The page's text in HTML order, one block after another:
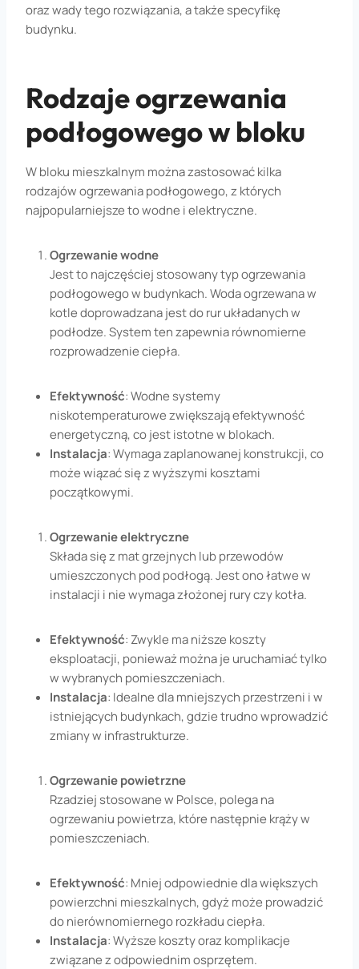
oraz wady tego rozwiązania, a także specyfikę
budynku.
Rodzaje ogrzewania
podłogowego w bloku
W bloku mieszkalnym można zastosować kilka
rodzajów ogrzewania podłogowego, z których
najpopularniejsze to wodne i elektryczne.
Ogrzewanie wodne
Jest to najczęściej stosowany typ ogrzewania
podłogowego w budynkach. Woda ogrzewana w
kotle doprowadzana jest do rur układanych w
podłodze. System ten zapewnia równomierne
rozprowadzenie ciepła.
Efektywność: Wodne systemy
niskotemperaturowe zwiększają efektywność
energetyczną, co jest istotne w blokach.
Instalacja: Wymaga zaplanowanej konstrukcji, co
może wiązać się z wyższymi kosztami
początkowymi.
Ogrzewanie elektryczne
Składa się z mat grzejnych lub przewodów
umieszczonych pod podłogą. Jest ono łatwe w
instalacji i nie wymaga złożonej rury czy kotła.
Efektywność: Zwykle ma niższe koszty
eksploatacji, ponieważ można je uruchamiać tylko
w wybranych pomieszczeniach.
Instalacja: Idealne dla mniejszych przestrzeni i w
istniejących budynkach, gdzie trudno wprowadzić
zmiany w infrastrukturze.
Ogrzewanie powietrzne
Rzadziej stosowane w Polsce, polega na
ogrzewaniu powietrza, które następnie krąży w
pomieszczeniach.
Efektywność: Mniej odpowiednie dla większych
powierzchni mieszkalnych, gdyż może prowadzić
do nierównomiernego rozkładu ciepła.
Instalacja: Wyższe koszty oraz komplikacje
związane z odpowiednim osprzętem.